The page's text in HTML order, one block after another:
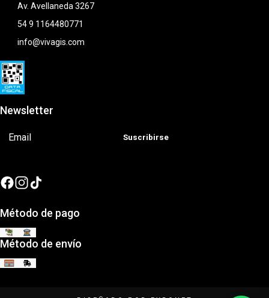
Av. Avellaneda 3267
54 9 1164480771
info@vivagis.com
Newsletter
Suscribirse
Método de pago
Método de envío